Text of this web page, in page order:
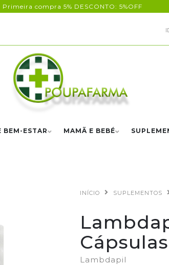
Primeira compra 5% DESCONTO: 5%OFF
BEM-ESTAR MAMÃ E BEBÉ
INÍCIO SUPLEMENTOS
Cápsulas
Lambdapil